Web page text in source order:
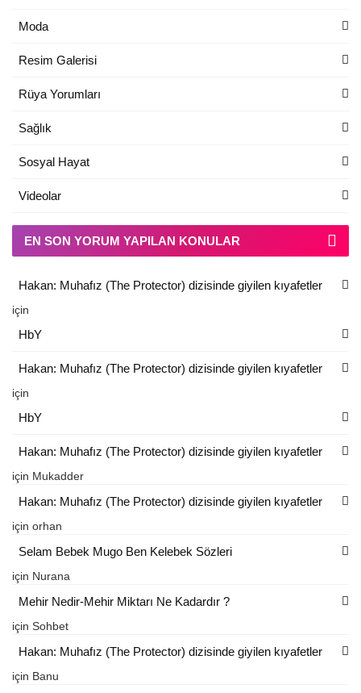
Moda
Resim Galerisi
Rüya Yorumları
Sağlık
Sosyal Hayat
Videolar
EN SON YORUM YAPILAN KONULAR
Hakan: Muhafız (The Protector) dizisinde giyilen kıyafetler
için
HbY
Hakan: Muhafız (The Protector) dizisinde giyilen kıyafetler
için
HbY
Hakan: Muhafız (The Protector) dizisinde giyilen kıyafetler
için Mukadder
Hakan: Muhafız (The Protector) dizisinde giyilen kıyafetler
için orhan
Selam Bebek Mugo Ben Kelebek Sözleri
için Nurana
Mehir Nedir-Mehir Miktarı Ne Kadardır ?
için Sohbet
Hakan: Muhafız (The Protector) dizisinde giyilen kıyafetler
için Banu